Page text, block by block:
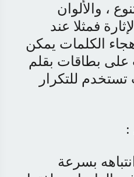
، والألوان
فمثلا عند
الكلمات يمكن
على بطاقات بقلم
تستخدم للتكرار
بسرعة